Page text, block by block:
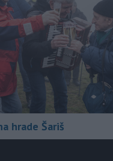
hrade Šariš